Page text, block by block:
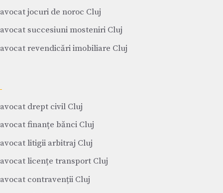
avocat jocuri de noroc Cluj
avocat succesiuni mosteniri Cluj
avocat revendicări imobiliare Cluj
avocat drept civil Cluj
avocat finanțe bănci Cluj
avocat litigii arbitraj Cluj
avocat licențe transport Cluj
avocat contravenții Cluj